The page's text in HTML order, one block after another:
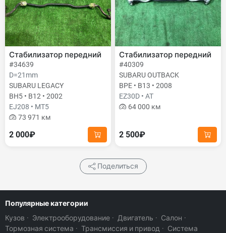
Стабилизатор передний
#34639
D=21mm
SUBARU LEGACY
BH5 • B12 • 2002
EJ208 • MT5
73 971 км
2 000₽
Стабилизатор передний
#40309
SUBARU OUTBACK
BPE • B13 • 2008
EZ30D • AT
64 000 км
2 500₽
Поделиться
Популярные категории
Кузов · Электрооборудование · Двигатель · Салон ·
Тормозная система · Трансмиссия и привод · Система